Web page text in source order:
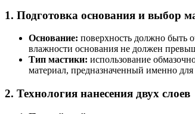
1. Подготовка основания и выбор
Основание: поверхность должно быть
влажности основания не должен
Тип мастики: использование
материал, предназначенный именно
2. Технология нанесения двух слоев